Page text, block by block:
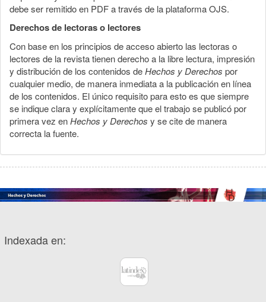
debe ser remitido en PDF a través de la plataforma OJS.
Derechos de lectoras o lectores
Con base en los principios de acceso abierto las lectoras o
lectores de la revista tienen derecho a la libre lectura, impresión
y distribución de los contenidos deHechos y Derechos por
cualquier medio, de manera inmediata a la publicación en línea
de los contenidos. El único requisito para esto es que siempre
se indique clara y explícitamente que el trabajo se publicó por
primera vez enHechos y Derechos y se cite de manera
correcta la fuente.
Indexada en: